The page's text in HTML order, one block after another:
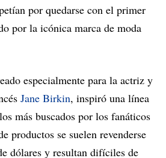
por quedarse con el primer
por la icónica marca de moda
especialmente para la actriz y
Jane Birkin, inspiró una línea
más buscados por los fanáticos
productos se suelen revenderse
dólares y resultan difíciles de